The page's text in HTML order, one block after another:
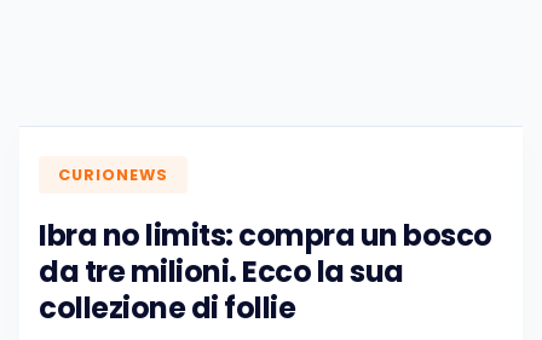
CURIONEWS
Ibra no limits: compra un bosco
da tre milioni. Ecco la sua
collezione di follie